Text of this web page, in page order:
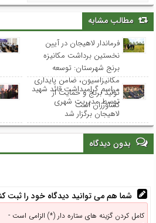
مطالب مشابه
فرماندار لاهیجان در آیین
نخستین برداشت مکانیزه
برنج شهرستان: توسعه
مکانیزاسیون، ضامن پایداری
تولید برنج و حمایت از
کشاورزان است
مراسم گرامیداشت قائد شهید
توسط مدیریت شهری
لاهیجان برگزار شد
بدون دیدگاه
شما هم می توانید دیدگاه خود را ثبت
کامل کردن گزینه های ستاره دار (*) الزامی است -